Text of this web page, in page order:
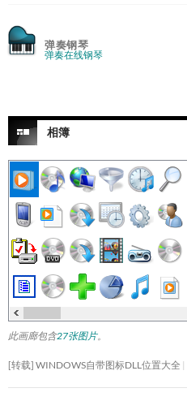
弹奏钢琴
弹奏在线钢琴
相簿
此画廊包含27张图片。
[转载] WINDOWS自带图标DLL位置大全